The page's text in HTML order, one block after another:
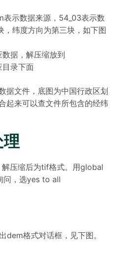
示数据来源，54_03表示数
，纬度方向为第三块，如下图
据，解压缩放到
录下面
据文件，底图为中国行政区划
起来可以查文件所包含的经纬
解压缩后为tif格式。用global
问，选yes to all
dem格式对话框，见下图。